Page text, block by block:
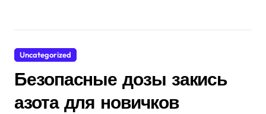
Uncategorized
Безопасные дозы закись
азота для новичков